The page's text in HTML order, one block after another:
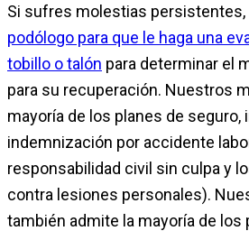
Si sufres molestias persistentes,
podólogo para que le haga una
tobillo o talón para determinar el
para su recuperación. Nuestros
mayoría de los planes de seguro,
indemnización por accidente
responsabilidad civil sin culpa y
contra lesiones personales).
también admite la mayoría de los